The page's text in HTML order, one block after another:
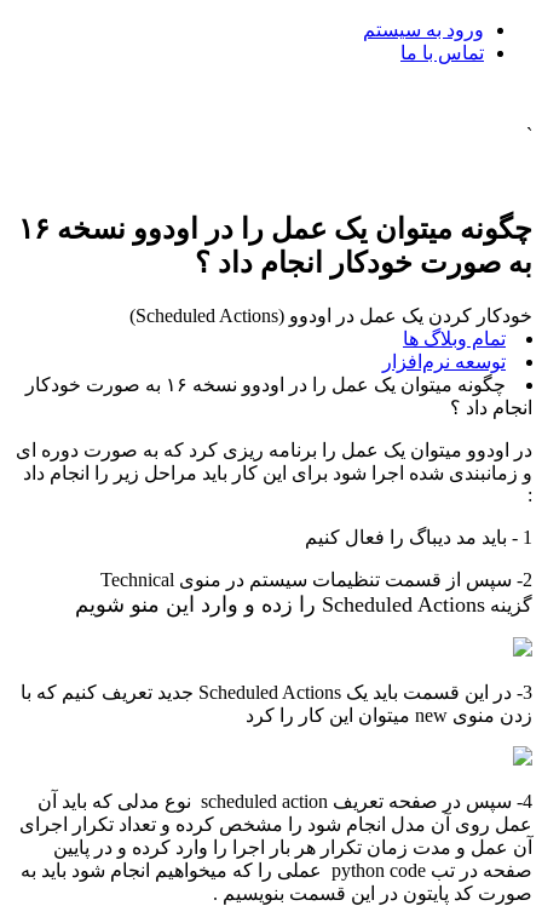
ورود به سیستم
تماس با ما
`
چگونه میتوان یک عمل را در اودوو نسخه ۱۶
به صورت خودکار انجام داد ؟
خودکار کردن یک عمل در اودوو (Scheduled Actions)
تمام وبلاگ ها
توسعه نرم‌افزار ​
چگونه میتوان یک عمل را در اودوو نسخه ۱۶ به صورت خودکار
انجام داد ؟
در اودوو میتوان یک عمل را برنامه ریزی کرد که به صورت دوره ای
و زمانبندی شده اجرا شود برای این کار باید مراحل زیر را انجام داد
:
1 - باید مد دیباگ را فعال کنیم
گزینه
Scheduled Actions را زده و وارد این منو شویم
3- در این قسمت باید یک Scheduled Actions جدید تعریف کنیم که با
زدن منوی new میتوان این کار را کرد
4- سپس در صفحه تعریف scheduled action نوع مدلی که باید آن
عمل روی آن مدل انجام شود را مشخص کرده و تعداد تکرار اجرای
آن عمل و مدت زمان تکرار هر بار اجرا را وارد کرده و در پایین
صفحه در تب python code عملی را که میخواهیم انجام شود باید به
صورت کد پایتون در این قسمت بنویسیم .